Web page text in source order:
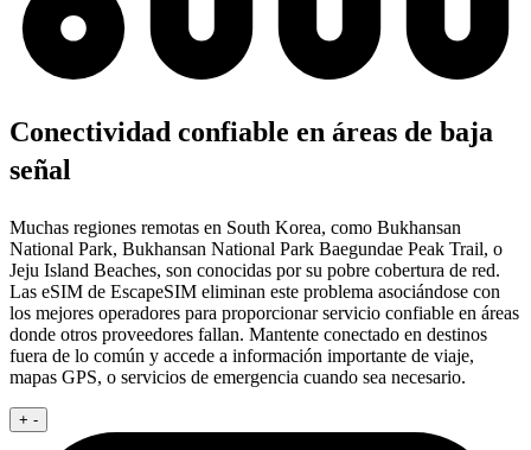
Conectividad confiable en áreas de baja
señal
Muchas regiones remotas en South Korea, como Bukhansan
National Park, Bukhansan National Park Baegundae Peak Trail, o
Jeju Island Beaches, son conocidas por su pobre cobertura de red.
Las eSIM de EscapeSIM eliminan este problema asociándose con
los mejores operadores para proporcionar servicio confiable en áreas
donde otros proveedores fallan. Mantente conectado en destinos
fuera de lo común y accede a información importante de viaje,
mapas GPS, o servicios de emergencia cuando sea necesario.
+ -